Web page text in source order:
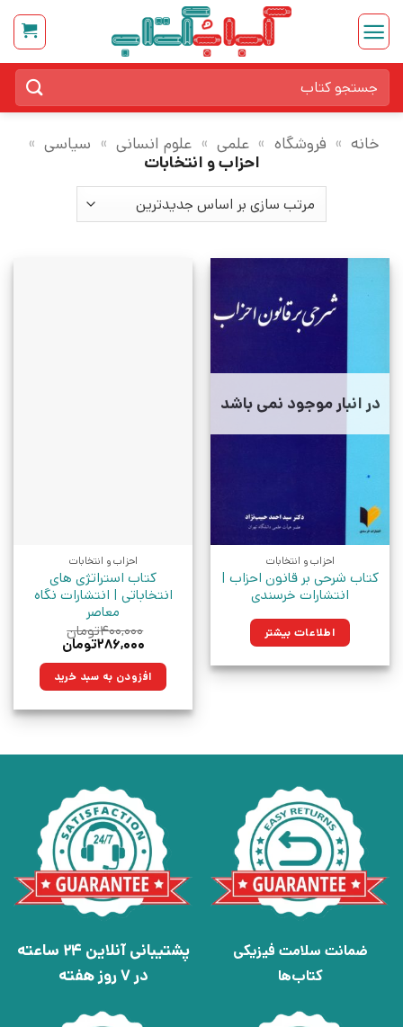
Skip
content
برای:
خانه » فروشگاه » علمی » علوم انسانی » سیاسی »
احزاب و انتخابات
در انبار موجود نمی باشد
احزاب و انتخابات
کتاب شرحی بر قانون احزاب |
انتشارات خرسندی
اطلاعات بیشتر
احزاب و انتخابات
کتاب استراتژی های
انتخاباتی | انتشارات نگاه
معاصر
۴۰۰,۰۰۰تومان
قیمت
۴۰۰,۰۰۰تومان
بود.
۲۸۶,۰۰۰تومان
۲۸۶,۰۰۰تومان.افزودن به سبد خرید
ضمانت سلامت فیزیکی
کتاب‌ها
پشتیبانی آنلاین 24 ساعته
در 7 روز هفته